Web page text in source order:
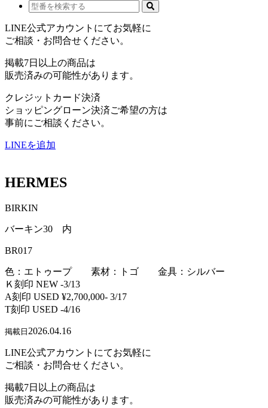
LINE公式アカウントにてお気軽に
ご相談・お問合せください。
掲載7日以上の商品は
販売済みの可能性があります。
クレジットカード決済
ショッピングローン決済ご希望の方は
事前にご相談ください。
LINEを追加
HERMES
BIRKIN
バーキン30 内
BR017
色：エトゥープ 素材：トゴ 金具：シルバー
Ｋ刻印 NEW -3/13
A刻印 USED ¥2,700,000- 3/17
T刻印 USED -4/16
掲載日 2026.04.16
LINE公式アカウントにてお気軽に
ご相談・お問合せください。
掲載7日以上の商品は
販売済みの可能性があります。